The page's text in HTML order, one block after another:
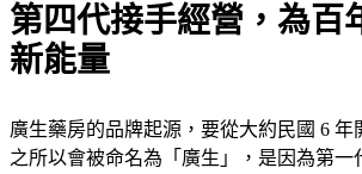
第四代接手經營，為百
新能量
廣生藥房的品牌起源，要從大約民國 6 年
之所以會被命名為「廣生」，是因為第一